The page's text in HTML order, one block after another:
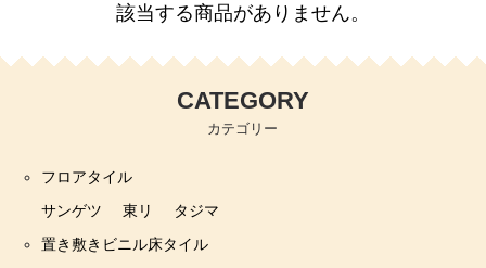
サンゲツ リフォルタ
東リ ピタフィー
東リ LAYフローリング
該当する商品がありません。
CATEGORY
カテゴリー
フロアタイル
サンゲツ
東リ
タジマ
置き敷きビニル床タイル